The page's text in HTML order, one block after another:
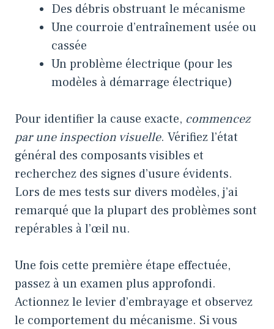
Des débris obstruant le mécanisme
Une courroie d’entraînement usée ou
cassée
Un problème électrique (pour les
modèles à démarrage électrique)
Pour identifier la cause exacte, commencez
par une inspection visuelle. Vérifiez l’état
général des composants visibles et
recherchez des signes d’usure évidents.
Lors de mes tests sur divers modèles, j’ai
remarqué que la plupart des problèmes sont
repérables à l’œil nu.
Une fois cette première étape effectuée,
passez à un examen plus approfondi.
Actionnez le levier d’embrayage et observez
le comportement du mécanisme. Si vous